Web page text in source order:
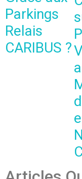
Parkings
Relais
CARIBUS ?